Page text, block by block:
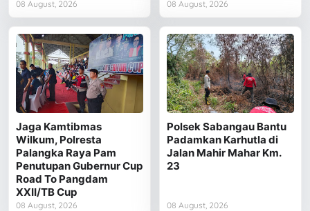
08 August, 2026 08 August, 2026
Jaga Kamtibmas
Wilkum, Polresta
Palangka Raya Pam
Penutupan Gubernur Cup
Road To Pangdam
XXII/TB Cup
08 August, 2026
Polsek Sabangau Bantu
Padamkan Karhutla di
Jalan Mahir Mahar Km.
23
08 August, 2026